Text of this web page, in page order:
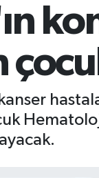
Fikstür